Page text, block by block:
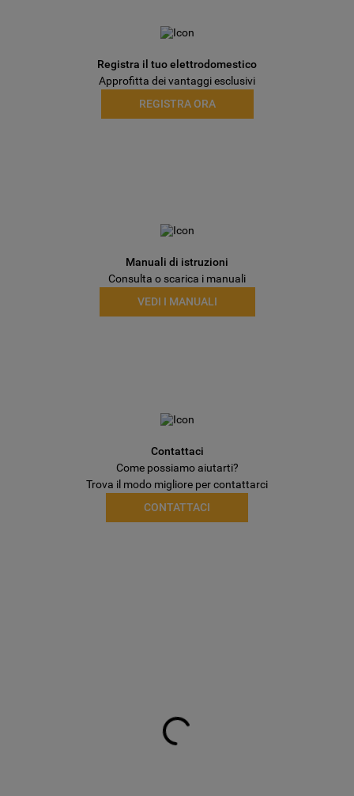
Registra il tuo elettrodomestico
Approfitta dei vantaggi esclusivi
REGISTRA ORA
Manuali di istruzioni
Consulta o scarica i manuali
VEDI I MANUALI
Contattaci
Come possiamo aiutarti?
Trova il modo migliore per contattarci
CONTATTACI